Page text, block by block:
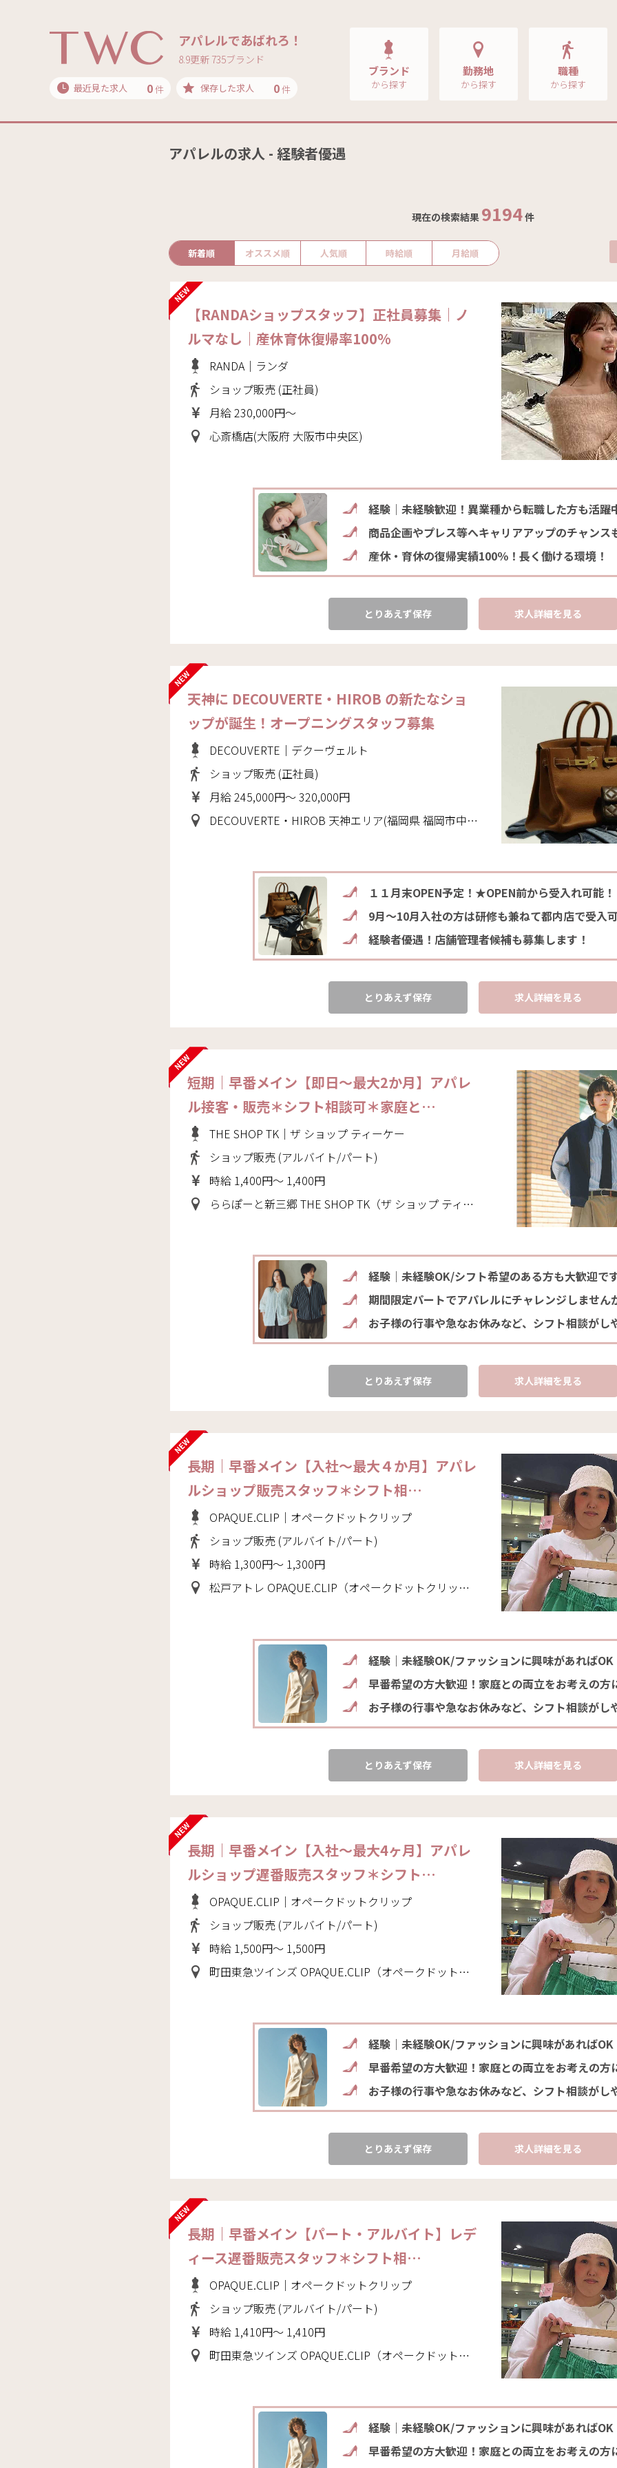
アパレルであばれろ！
8.9更新 735ブランド
最近見た求人 0件 保存した求人 0件
ブランド
から探す
勤務地
から探す
職種
から探す
アパレルの求人 - 経験者優遇
現在の検索結果 9194件
新着順 オススメ順 人気順 時給順 月給順
【RANDAショップスタッフ】正社員募集｜ノ
ルマなし｜産休育休復帰率100%
RANDA｜ランダ
ショップ販売 (正社員)
月給 230,000円～
心斎橋店(大阪府 大阪市中央区)
経験｜未経験歓迎！異業種から転職した方も活躍
商品企画やプレス等へキャリアアップのチャン
産休・育休の復帰実績100％！長く働ける環境！
とりあえず保存 求人詳細を見る
天神に DECOUVERTE・HIROB の新たなショ
ップが誕生！オープニングスタッフ募集
DECOUVERTE｜デクーヴェルト
ショップ販売 (正社員)
月給 245,000円～ 320,000円
DECOUVERTE・HIROB 天神エリア(福岡県 福岡市中央区)
１１月末OPEN予定！★OPEN前から受入れ可能！
9月～10月入社の方は研修も兼ねて都内店で受入
経験者優遇！店舗管理者候補も募集します！
とりあえず保存 求人詳細を見る
短期｜早番メイン【即日～最大2か月】アパレ
ル接客・販売＊シフト相談可＊家庭と…
THE SHOP TK｜ザ ショップ ティーケー
ショップ販売 (アルバイト/パート)
時給 1,400円～ 1,400円
ららぽーと新三郷 THE SHOP TK（ザ ショップ ティーケー）(埼玉県 三郷市)
経験｜未経験OK/シフト希望のある方も大歓迎で
期間限定パートでアパレルにチャレンジしません
お子様の行事や急なお休みなど、シフト相談がし
とりあえず保存 求人詳細を見る
長期｜早番メイン【入社～最大４か月】アパレ
ルショップ販売スタッフ＊シフト相…
OPAQUE.CLIP｜オペークドットクリップ
ショップ販売 (アルバイト/パート)
時給 1,300円～ 1,300円
松戸アトレ OPAQUE.CLIP（オペークドットクリップ）(千葉県 松戸市)
経験｜未経験OK/ファッションに興味があればOK
早番希望の方大歓迎！家庭との両立をお考えの
お子様の行事や急なお休みなど、シフト相談がし
とりあえず保存 求人詳細を見る
長期｜早番メイン【入社～最大4ヶ月】アパレ
ルショップ遅番販売スタッフ＊シフト…
OPAQUE.CLIP｜オペークドットクリップ
ショップ販売 (アルバイト/パート)
時給 1,500円～ 1,500円
町田東急ツインズ OPAQUE.CLIP（オペークドットクリップ）(東京都 町田市)
経験｜未経験OK/ファッションに興味があればOK
早番希望の方大歓迎！家庭との両立をお考えの
お子様の行事や急なお休みなど、シフト相談がし
とりあえず保存 求人詳細を見る
長期｜早番メイン【パート・アルバイト】レデ
ィース遅番販売スタッフ＊シフト相…
OPAQUE.CLIP｜オペークドットクリップ
ショップ販売 (アルバイト/パート)
時給 1,410円～ 1,410円
町田東急ツインズ OPAQUE.CLIP（オペークドットクリップ）(東京都 町田市)
経験｜未経験OK/ファッションに興味があればOK
早番希望の方大歓迎！家庭との両立をお考えの